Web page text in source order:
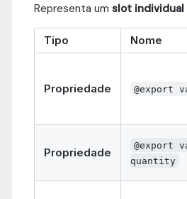
Representa um slot individual
Tipo Nome
Propriedade @export
Propriedade
@export
quantity